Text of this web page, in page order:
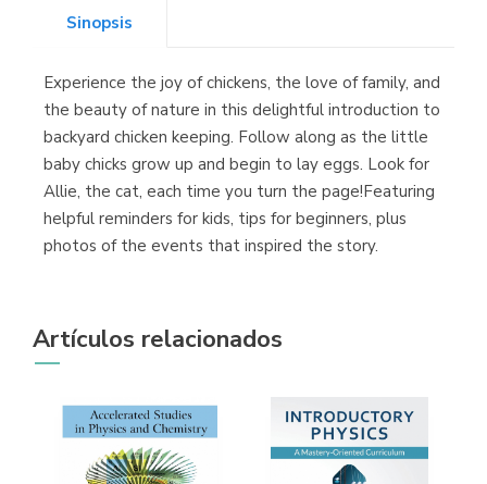
Librería Kolima
(Madrid)
Librería Proteo
(Málaga)
Sinopsis
Experience the joy of chickens, the love of family, and
the beauty of nature in this delightful introduction to
backyard chicken keeping. Follow along as the little
baby chicks grow up and begin to lay eggs. Look for
Allie, the cat, each time you turn the page!Featuring
helpful reminders for kids, tips for beginners, plus
photos of the events that inspired the story.
Artículos relacionados